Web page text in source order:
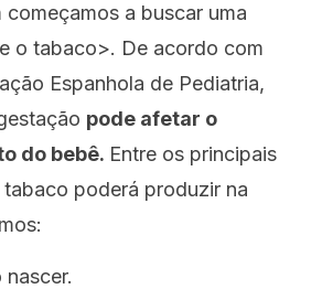
começamos a buscar uma
o tabaco>. De acordo com
Espanhola de Pediatria,
pode afetar o
do bebê. Entre os principais
poderá produzir na
nascer.